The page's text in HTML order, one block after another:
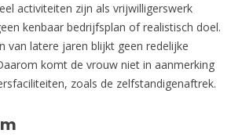
activiteiten zijn als vrijwilligerswerk
kenbaar bedrijfsplan of realistisch doel.
van latere jaren blijkt geen redelijke
komt de vrouw niet in aanmerking
zoals de zelfstandigenaftrek.